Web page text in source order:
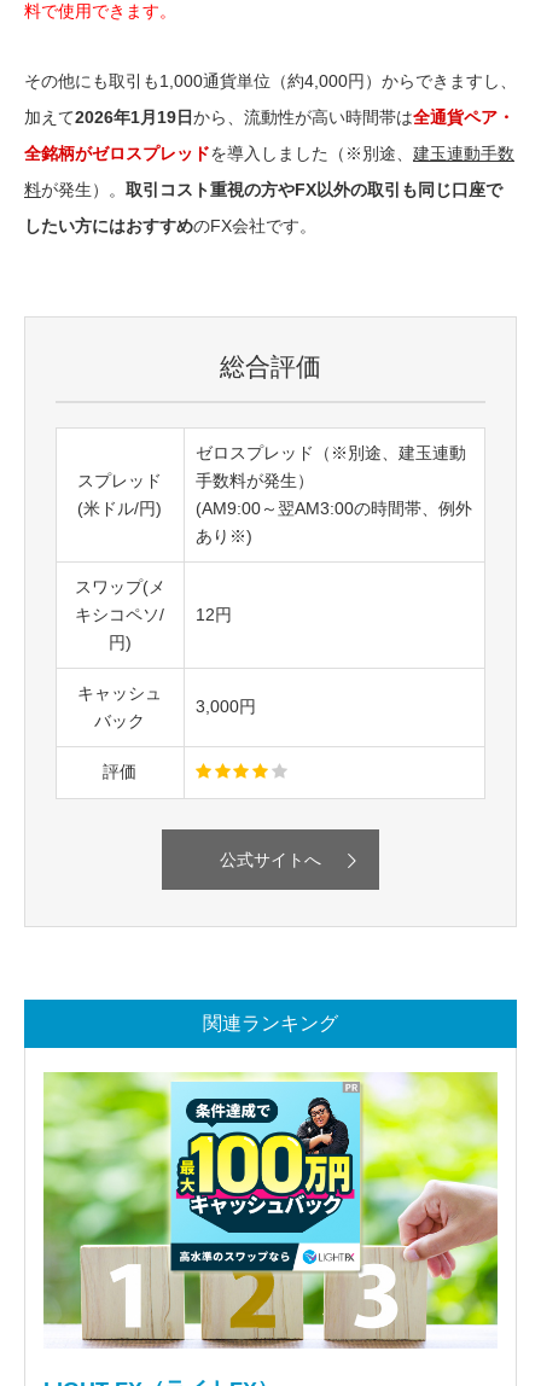
料で使用できます。
その他にも取引も1,000通貨単位（約4,000円）からできますし、
加えて2026年1月19日から、流動性が高い時間帯は全通貨ペア・
全銘柄がゼロスプレッドを導入しました（※別途、 建玉連動手数
料が発生）。 取引コスト重視の方やFX以外の取引も同じ口座で
したい方にはおすすめのFX会社です。
総合評価
スプレッド
(米ドル/円)
ゼロスプレッド（※別途、建玉連動
手数料が発生）
(AM9:00～翌AM3:00の時間帯、例外
あり※)
スワップ(メ
キシコペソ/
円)
12円
キャッシュ
バック
3,000円
評価
公式サイトへ
関連ランキング